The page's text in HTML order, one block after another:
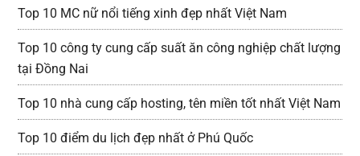
Top 10 MC nữ nổi tiếng xinh đẹp nhất Việt Nam
Top 10 công ty cung cấp suất ăn công nghiệp chất lượng
tại Đồng Nai
Top 10 nhà cung cấp hosting, tên miền tốt nhất Việt Nam
Top 10 điểm du lịch đẹp nhất ở Phú Quốc